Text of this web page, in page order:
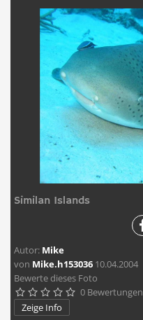
Similan Islands
Autor: Mike
von Mike.h153036 10.04.2004
Bewerte dieses Foto
     0 Bewertungen
Zeige Info